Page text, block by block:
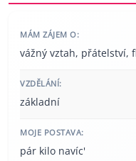
MÁM ZÁJEM O:
vážný vztah, přátelství,
VZDĚLÁNÍ:
základní
MOJE POSTAVA:
pár kilo navíc'